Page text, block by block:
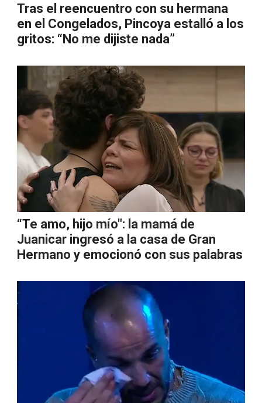
Tras el reencuentro con su hermana
en el Congelados, Pincoya estalló a los
gritos: “No me dijiste nada”
“Te amo, hijo mío": la mamá de
Juanicar ingresó a la casa de Gran
Hermano y emocionó con sus palabras